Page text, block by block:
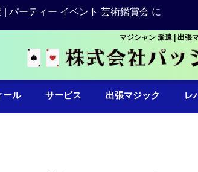
パーティー イベント 芸術鑑賞会 に
マジシャン 派遣 | 出張
ール サービス 出張マジック レ